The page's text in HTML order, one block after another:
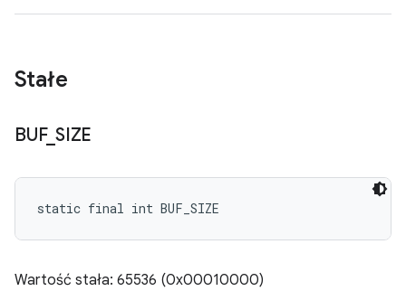
Stałe
BUF_ SIZE
static final int BUF_SIZE
Wartość stała: 65536 (0x00010000)